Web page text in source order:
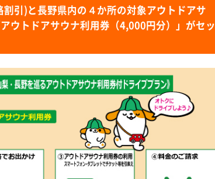
引)と長野県内の４か所の対象アウトドアサ
ウトドアサウナ利用券（4,000円分）」がセッ